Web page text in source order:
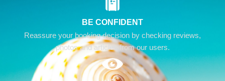
BE CONFIDENT
Reassure your booking decision by checking reviews,
photos and articles from our users.